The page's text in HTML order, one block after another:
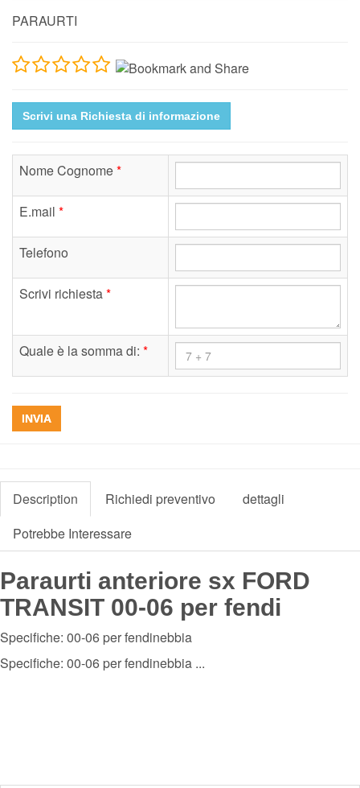
PARAURTI
Scrivi una Richiesta di informazione
Nome Cognome*
E.mail *
Telefono
Scrivi richiesta*
Quale è la somma di: *
INVIA
Description Richiedi preventivo
dettagli
Potrebbe Interessare
Paraurti anteriore sx FORD
TRANSIT 00-06 per fendi
Specifiche: 00-06 per fendinebbia
Specifiche: 00-06 per fendinebbia ...